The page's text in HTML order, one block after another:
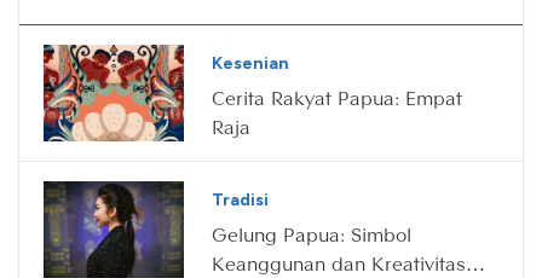
Kesenian
Cerita Rakyat Papua: Empat
Raja
Tradisi
Gelung Papua: Simbol
Keanggunan dan Kreativitas